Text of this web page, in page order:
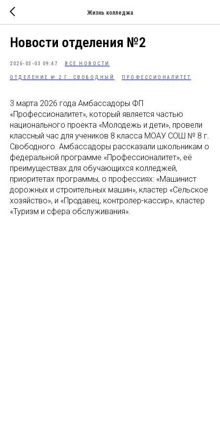
Жизнь колледжа
Новости отделения №2
2026-03-03 09:47 ВСЕ НОВОСТИ
ОТДЕЛЕНИЕ № 2 Г. СВОБОДНЫЙ ПРОФЕССИОНАЛИТЕТ
3 марта 2026 года Амбассадоры ФП
«Профессионалитет», который является частью
национального проекта «Молодежь и дети», провели
классный час для учеников 8 класса МОАУ СОШ № 8 г.
Свободного. Амбассадоры рассказали школьникам о
федеральной программе «Профессионалитет», её
преимуществах для обучающихся колледжей,
приоритетах программы, о профессиях: «Машинист
дорожных и строительных машин», кластер «Сельское
хозяйство», и «Продавец, контролер-кассир», кластер
«Туризм и сфера обслуживания».